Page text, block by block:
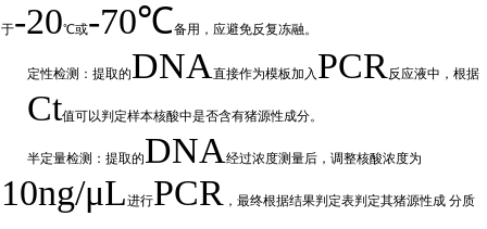
于-20℃或-70℃备用，应避免反复冻融。
定性检测：提取的DNA直接作为模板加入 PCR反应液中，根据
Ct值可以判定样本核酸中是否含有猪源性成分。
半定量检测：提取的DNA经过浓度测量后，调整核酸浓度为
10ng/μL进行PCR，最终根据结果判定表判定其猪源性成 分质